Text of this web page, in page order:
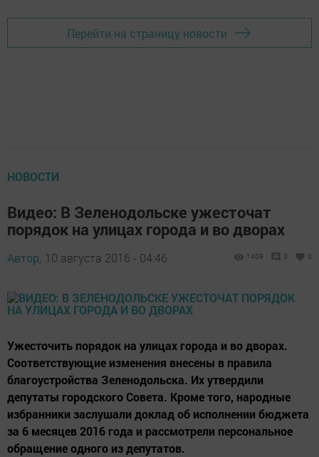
Перейти на страницу новости
НОВОСТИ
Видео: В Зеленодольске ужесточат
порядок на улицах города и во дворах
Автор, 10 августа 2016 - 04:46 1409 0 0
Ужесточить порядок на улицах города и во дворах.
Соответствующие изменения внесены в правила
благоустройства Зеленодольска. Их утвердили
депутаты городского Совета. Кроме того, народные
избранники заслушали доклад об исполнении бюджета
за 6 месяцев 2016 года и рассмотрели персональное
обращение одного из депутатов.